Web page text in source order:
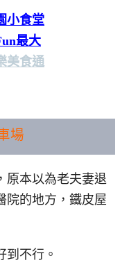
小食堂
最大
美食通
場
原本以為老夫妻退
院的地方，鐵皮屋
到不行。